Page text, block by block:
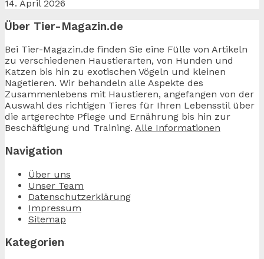
14. April 2026
Über Tier-Magazin.de
Bei Tier-Magazin.de finden Sie eine Fülle von Artikeln
zu verschiedenen Haustierarten, von Hunden und
Katzen bis hin zu exotischen Vögeln und kleinen
Nagetieren. Wir behandeln alle Aspekte des
Zusammenlebens mit Haustieren, angefangen von der
Auswahl des richtigen Tieres für Ihren Lebensstil über
die artgerechte Pflege und Ernährung bis hin zur
Beschäftigung und Training. Alle Informationen
Navigation
Über uns
Unser Team
Datenschutzerklärung
Impressum
Sitemap
Kategorien